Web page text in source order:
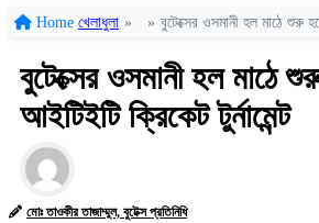
Home খেলাধুলা » » বুটেক্সের ওসমানী হল মাঠে শুরু
বুটেক্সের ওসমানী হল মাঠে
আইটিইটি ক্রিকেট টুর্নামেন্ট
মোঃ তাওকীর তাজাম্মুল, বুটেক্স প্রতিনিধি